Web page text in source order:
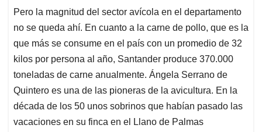
Pero la magnitud del sector avícola en el departamento
no se queda ahí. En cuanto a la carne de pollo, que es la
que más se consume en el país con un promedio de 32
kilos por persona al año, Santander produce 370.000
toneladas de carne anualmente. Ángela Serrano de
Quintero es una de las pioneras de la avicultura. En la
década de los 50 unos sobrinos que habían pasado las
vacaciones en su finca en el Llano de Palmas